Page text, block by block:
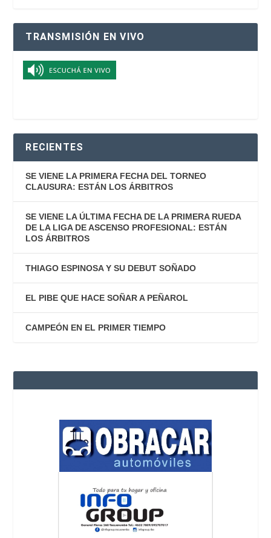
TRANSMISIÓN EN VIVO
RECIENTES
SE VIENE LA PRIMERA FECHA DEL TORNEO
CLAUSURA: ESTÁN LOS ÁRBITROS
SE VIENE LA ÚLTIMA FECHA DE LA PRIMERA RUEDA
DE LA LIGA DE ASCENSO PROFESIONAL: ESTÁN
LOS ÁRBITROS
THIAGO ESPINOSA Y SU DEBUT SOÑADO
EL PIBE QUE HACE SOÑAR A PEÑAROL
CAMPEÓN EN EL PRIMER TIEMPO